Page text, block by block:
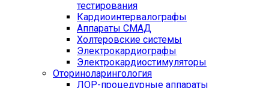
тестирования
Кардиоинтервалографы
Аппараты СМАД
Холтеровские системы
Электрокардиографы
Электрокардиостимуляторы
Оториноларингология
ЛОР-процедурные аппараты